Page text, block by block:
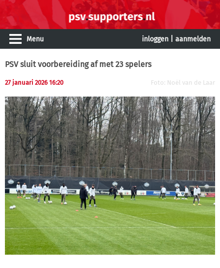
Menu inloggen aanmelden
PSV sluit voorbereiding af met 23 spelers
27 januari 2026 16:20 Foto: Noël van de Laar